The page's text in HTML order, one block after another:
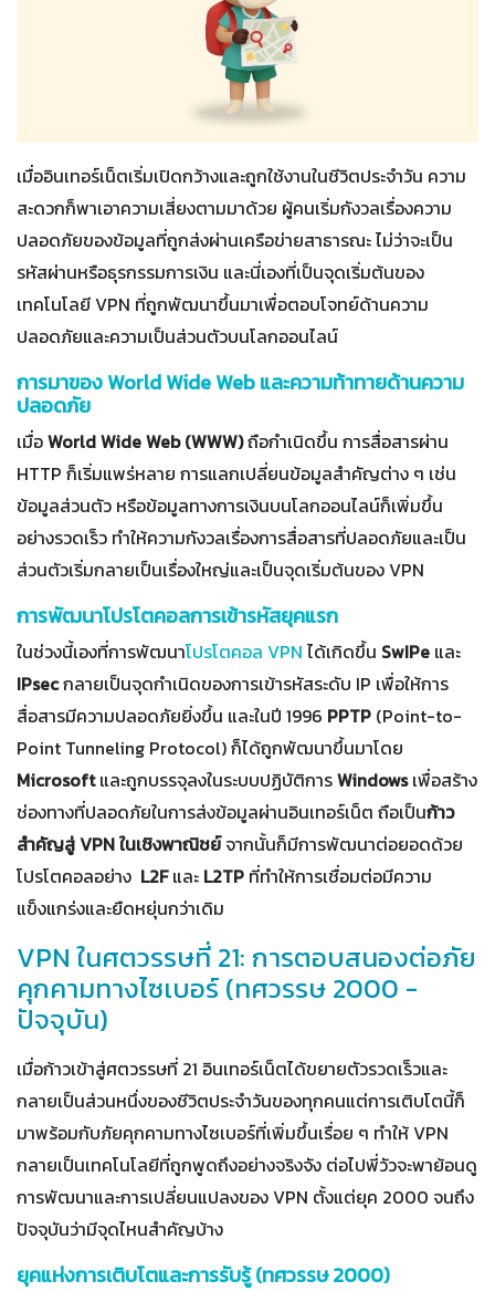
เมื่ออินเทอร์เน็ตเริ่มเปิดกว้างและถูกใช้งานในชีวิตประจำวัน ความ
สะดวกก็พาเอาความเสี่ยงตามมาด้วย ผู้คนเริ่มกังวลเรื่องความ
ปลอดภัยของข้อมูลที่ถูกส่งผ่านเครือข่ายสาธารณะ ไม่ว่าจะเป็น
รหัสผ่านหรือธุรกรรมการเงิน และนี่เองที่เป็นจุดเริ่มต้นของ
เทคโนโลยี VPN ที่ถูกพัฒนาขึ้นมาเพื่อตอบโจทย์ด้านความ
ปลอดภัยและความเป็นส่วนตัวบนโลกออนไลน์
การมาของ World Wide Web และความท้าทายด้านความ
ปลอดภัย
เมื่อWorld Wide Web (WWW)ถือกำเนิดขึ้น การสื่อสารผ่าน
HTTP ก็เริ่มแพร่หลาย การแลกเปลี่ยนข้อมูลสำคัญต่าง ๆ เช่น
ข้อมูลส่วนตัว หรือข้อมูลทางการเงินบนโลกออนไลน์ก็เพิ่มขึ้น
อย่างรวดเร็ว ทำให้ความกังวลเรื่องการสื่อสารที่ปลอดภัยและเป็น
ส่วนตัวเริ่มกลายเป็นเรื่องใหญ่และเป็นจุดเริ่มต้นของ VPN
การพัฒนาโปรโตคอลการเข้ารหัสยุคแรก
ในช่วงนี้เองที่การพัฒนาโปรโตคอล VPN ได้เกิดขึ้น SwIPe และ
IPsecกลายเป็นจุดกำเนิดของการเข้ารหัสระดับ IP เพื่อให้การ
สื่อสารมีความปลอดภัยยิ่งขึ้น และในปี 1996 PPTP (Point-to-
Point Tunneling Protocol) ก็ได้ถูกพัฒนาขึ้นมาโดย
MicrosoftและถูกบรรจุลงในระบบปฏิบัติการWindowsเพื่อสร้าง
ช่องทางที่ปลอดภัยในการส่งข้อมูลผ่านอินเทอร์เน็ต ถือเป็นก้าว
สำคัญสู่ VPN ในเชิงพาณิชย์จากนั้นก็มีการพัฒนาต่อยอดด้วย
โปรโตคอลอย่าง L2Fและ L2TP ที่ทำให้การเชื่อมต่อมีความ
แข็งแกร่งและยืดหยุ่นกว่าเดิม
VPN ในศตวรรษที่ 21: การตอบสนองต่อภัย
คุกคามทางไซเบอร์ (ทศวรรษ 2000 -
ปัจจุบัน)
เมื่อก้าวเข้าสู่ศตวรรษที่ 21 อินเทอร์เน็ตได้ขยายตัวรวดเร็วและ
กลายเป็นส่วนหนึ่งของชีวิตประจำวันของทุกคนแต่การเติบโตนี้ก็
มาพร้อมกับภัยคุกคามทางไซเบอร์ที่เพิ่มขึ้นเรื่อย ๆ ทำให้ VPN
กลายเป็นเทคโนโลยีที่ถูกพูดถึงอย่างจริงจัง ต่อไปพี่วัวจะพาย้อนดู
การพัฒนาและการเปลี่ยนแปลงของ VPN ตั้งแต่ยุค 2000 จนถึง
ปัจจุบันว่ามีจุดไหนสำคัญบ้าง
ยุคแห่งการเติบโตและการรับรู้ (ทศวรรษ 2000)